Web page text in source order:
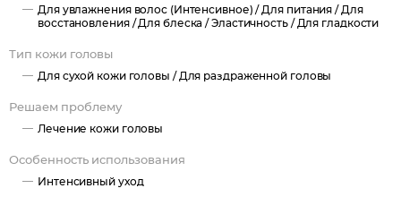
Активный комплекс может выступать как самостоятельное
средство, а также как добавочный ингредиент для повышения
эффективности других косметических средств.
Для увлажнения волос (Интенсивное) / Для питания / Для
восстановления /Для блеска /Эластичность / Для гладкости
Тип кожи головы
Для сухой кожи головы / Для раздраженной головы
Решаем проблему
Лечение кожи головы
Особенность использования
Интенсивный уход